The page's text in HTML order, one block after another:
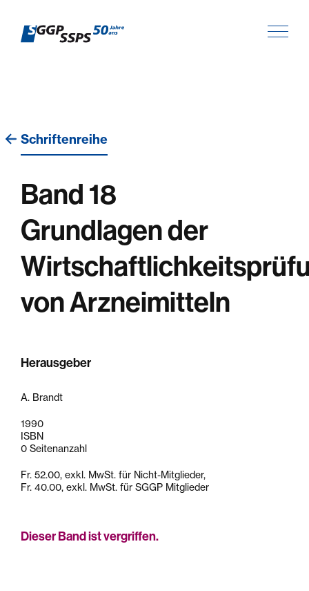
Schriftenreihe
Band 18
Grundlagen der
von Arzneimitteln
Herausgeber
A. Brandt
1990
ISBN
0 Seitenanzahl
Fr. 52.00, exkl. MwSt. für Nicht-Mitglieder,
Fr. 40.00, exkl. MwSt. für SGGP Mitglieder
Dieser Band ist vergriffen.